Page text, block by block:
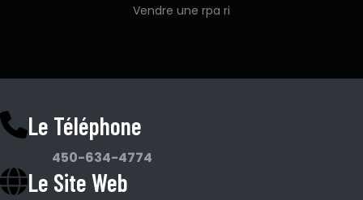
Vendre une rpa ri
Le Téléphone
450-634-4774
Le Site Web